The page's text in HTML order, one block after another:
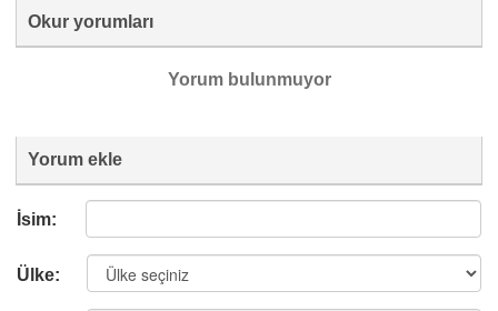
Okur yorumları
Yorum bulunmuyor
Yorum ekle
İsim:
Ülke: